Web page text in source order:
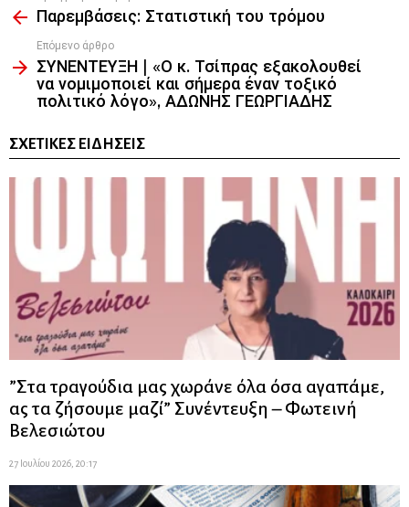
more Παρεμβάσεις: Στατιστική του τρόμου
Επόμενο άρθρο
ΣΥΝΕΝΤΕΥΞΗ | «Ο κ. Τσίπρας εξακολουθεί
να νομιμοποιεί και σήμερα έναν τοξικό
πολιτικό λόγο», ΑΔΩΝΗΣ ΓΕΩΡΓΙΑΔΗΣ
ΣΧΕΤΙΚΈΣ ΕΙΔΉΣΕΙΣ
”Στα τραγούδια μας χωράνε όλα όσα αγαπάμε,
ας τα ζήσουμε μαζί” Συνέντευξη – Φωτεινή
Βελεσιώτου
27 Ιουλίου 2026, 20:17